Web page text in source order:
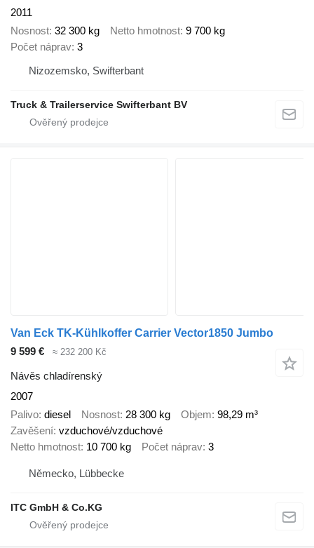
2011
Nosnost 32 300 kg Netto hmotnost 9 700 kg
Počet náprav 3
Nizozemsko, Swifterbant
Truck & Trailerservice Swifterbant BV
Van Eck TK-Kühlkoffer Carrier Vector1850 Jumbo
9 599 €
≈ 232 200 Kč
Návěs chladírenský
2007
Palivo diesel Nosnost 28 300 kg Objem 98,29 m³
Zavěšení vzduchové/vzduchové
Netto hmotnost 10 700 kg Počet náprav 3
Německo, Lübbecke
ITC GmbH & Co.KG